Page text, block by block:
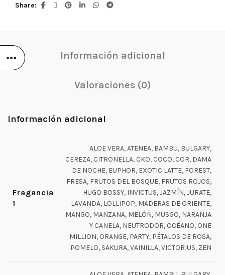
Share
Información adicional
Valoraciones (0)
Información adicional
Fragancia
1
ALOE VERA, ATENEA, BAMBU, BULGARY,
CEREZA, CITRONELLA, CKO, COCO, COR, DAMA
DE NOCHE, EUPHOR, EXOTIC LATTE, FOREST,
FRESA, FRUTOS DEL BOSQUE, FRUTOS ROJOS,
HUGO BOSSY, INVICTUS, JAZMÍN, JURATE,
LAVANDA, LOLLIPOP, MADERAS DE ORIENTE,
MANGO, MANZANA, MELÓN, MUSGO, NARANJA
Y CANELA, NEUTRODOR, OCÉANO, ONE
MILLION, ORANGE, PARTY, PÉTALOS DE ROSA,
POMELO, SAKURA, VAINILLA, VICTORIUS, ZEN